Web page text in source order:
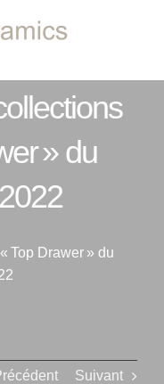
» du
Top Drawer » du
Suivant